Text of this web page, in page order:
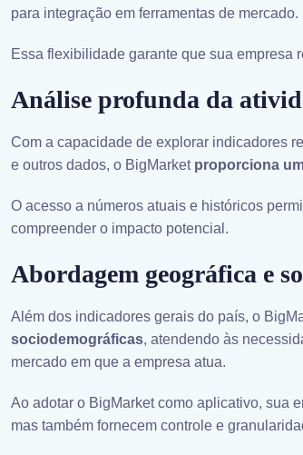
para integração em ferramentas de mercado.
Essa flexibilidade garante que sua empresa
Análise profunda da
Com a capacidade de explorar indicadores
e outros dados, o BigMarket proporciona
O acesso a números atuais e históricos
compreender o impacto potencial.
Abordagem geográfica e
Além dos indicadores gerais do país, o
sociodemográficas, atendendo às
mercado em que a empresa atua.
Ao adotar o BigMarket como aplicativo, sua
mas também fornecem controle e